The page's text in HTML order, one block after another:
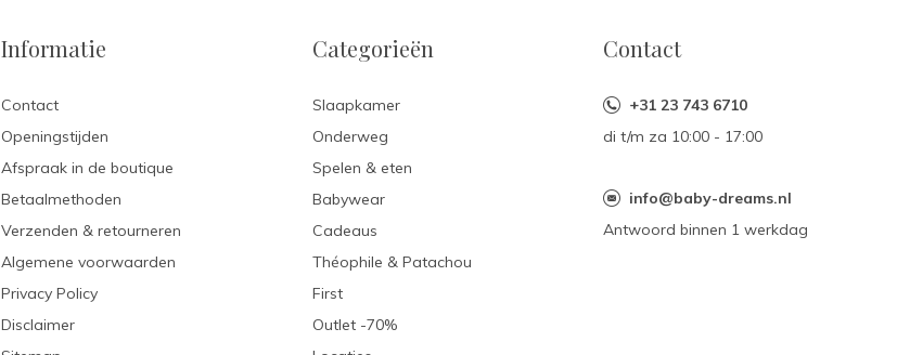
Informatie
Contact
Openingstijden
Afspraak in de boutique
Betaalmethoden
Verzenden & retourneren
Algemene voorwaarden
Privacy Policy
Disclaimer
Categorieën
Slaapkamer
Onderweg
Spelen & eten
Babywear
Cadeaus
Théophile & Patachou
First
Outlet -70%
Contact
+31 23 743 6710
di t/m za 10:00 - 17:00
info@baby-dreams.nl
Antwoord binnen 1 werkdag